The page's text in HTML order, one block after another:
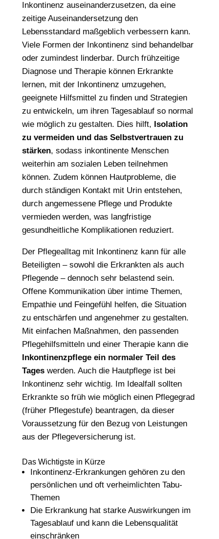
Inkontinenz auseinanderzusetzen, da eine
zeitige Auseinandersetzung den
Lebensstandard maßgeblich verbessern kann.
Viele Formen der Inkontinenz sind behandelbar
oder zumindest linderbar. Durch frühzeitige
Diagnose und Therapie können Erkrankte
lernen, mit der Inkontinenz umzugehen,
geeignete Hilfsmittel zu finden und Strategien
zu entwickeln, um ihren Tagesablauf so normal
wie möglich zu gestalten. Dies hilft, Isolation
zu vermeiden und das Selbstvertrauen zu
stärken, sodass inkontinente Menschen
weiterhin am sozialen Leben teilnehmen
können. Zudem können Hautprobleme, die
durch ständigen Kontakt mit Urin entstehen,
durch angemessene Pflege und Produkte
vermieden werden, was langfristige
gesundheitliche Komplikationen reduziert.
Der Pflegealltag mit Inkontinenz kann für alle
Beteiligten – sowohl die Erkrankten als auch
Pflegende – dennoch sehr belastend sein.
Offene Kommunikation über intime Themen,
Empathie und Feingefühl helfen, die Situation
zu entschärfen und angenehmer zu gestalten.
Mit einfachen Maßnahmen, den passenden
Pflegehilfsmitteln und einer Therapie kann die
Inkontinenzpflege ein normaler Teil des
Tageswerden. Auch die Hautpflege ist bei
Inkontinenz sehr wichtig. Im Idealfall sollten
Erkrankte so früh wie möglich einen Pflegegrad
(früher Pflegestufe) beantragen, da dieser
Voraussetzung für den Bezug von Leistungen
aus der Pflegeversicherung ist.
Das Wichtigste in Kürze
Inkontinenz-Erkrankungen gehören zu den
persönlichen und oft verheimlichten Tabu-
Themen
Die Erkrankung hat starke Auswirkungen im
Tagesablauf und kann die Lebensqualität
einschränken